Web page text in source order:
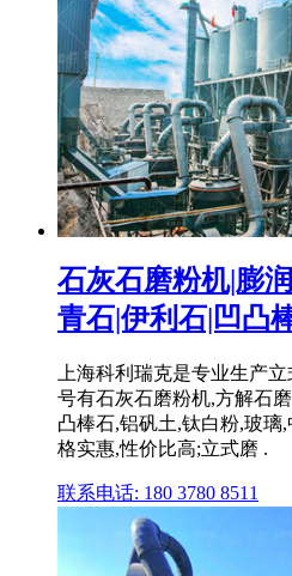
石灰石磨粉机|膨
青石|伊利石|凹凸
上海科利瑞克是专业生产
号有石灰石磨粉机,方解石
凸棒石,铝矾土,钛白粉,玻璃
格实惠,性价比高;立式磨 .
联系电话: 180 3780 8511